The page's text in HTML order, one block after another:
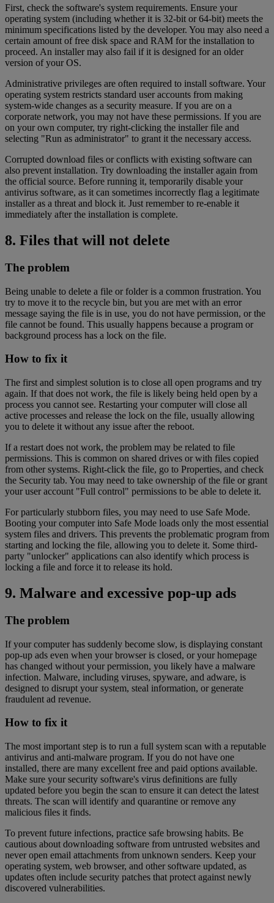
First, check the software's system requirements. Ensure your
operating system (including whether it is 32-bit or 64-bit) meets the
minimum specifications listed by the developer. You may also need a
certain amount of free disk space and RAM for the installation to
proceed. An installer may also fail if it is designed for an older
version of your OS.
Administrative privileges are often required to install software. Your
operating system restricts standard user accounts from making
system-wide changes as a security measure. If you are on a
corporate network, you may not have these permissions. If you are
on your own computer, try right-clicking the installer file and
selecting "Run as administrator" to grant it the necessary access.
Corrupted download files or conflicts with existing software can
also prevent installation. Try downloading the installer again from
the official source. Before running it, temporarily disable your
antivirus software, as it can sometimes incorrectly flag a legitimate
installer as a threat and block it. Just remember to re-enable it
immediately after the installation is complete.
8. Files that will not delete
The problem
Being unable to delete a file or folder is a common frustration. You
try to move it to the recycle bin, but you are met with an error
message saying the file is in use, you do not have permission, or the
file cannot be found. This usually happens because a program or
background process has a lock on the file.
How to fix it
The first and simplest solution is to close all open programs and try
again. If that does not work, the file is likely being held open by a
process you cannot see. Restarting your computer will close all
active processes and release the lock on the file, usually allowing
you to delete it without any issue after the reboot.
If a restart does not work, the problem may be related to file
permissions. This is common on shared drives or with files copied
from other systems. Right-click the file, go to Properties, and check
the Security tab. You may need to take ownership of the file or grant
your user account "Full control" permissions to be able to delete it.
For particularly stubborn files, you may need to use Safe Mode.
Booting your computer into Safe Mode loads only the most essential
system files and drivers. This prevents the problematic program from
starting and locking the file, allowing you to delete it. Some third-
party "unlocker" applications can also identify which process is
locking a file and force it to release its hold.
9. Malware and excessive pop-up ads
The problem
If your computer has suddenly become slow, is displaying constant
pop-up ads even when your browser is closed, or your homepage
has changed without your permission, you likely have a malware
infection. Malware, including viruses, spyware, and adware, is
designed to disrupt your system, steal information, or generate
fraudulent ad revenue.
How to fix it
The most important step is to run a full system scan with a reputable
antivirus and anti-malware program. If you do not have one
installed, there are many excellent free and paid options available.
Make sure your security software's virus definitions are fully
updated before you begin the scan to ensure it can detect the latest
threats. The scan will identify and quarantine or remove any
malicious files it finds.
To prevent future infections, practice safe browsing habits. Be
cautious about downloading software from untrusted websites and
never open email attachments from unknown senders. Keep your
operating system, web browser, and other software updated, as
updates often include security patches that protect against newly
discovered vulnerabilities.